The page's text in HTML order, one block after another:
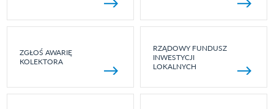
ZGŁOŚ AWARIĘ
KOLEKTORA
RZĄDOWY FUNDUSZ
INWESTYCJI
LOKALNYCH